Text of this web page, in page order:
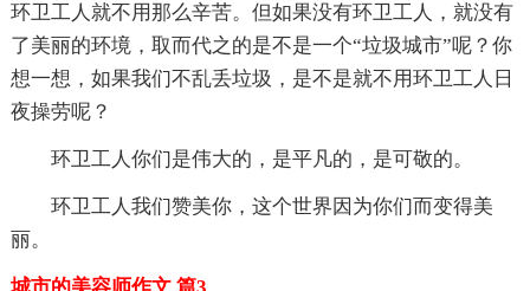
环卫工人就不用那么辛苦。但如果没有环卫工人，就没有
了美丽的环境，取而代之的是不是一个“垃圾城市”呢？你
想一想，如果我们不乱丢垃圾，是不是就不用环卫工人日
夜操劳呢？
环卫工人你们是伟大的，是平凡的，是可敬的。
环卫工人我们赞美你，这个世界因为你们而变得美
丽。